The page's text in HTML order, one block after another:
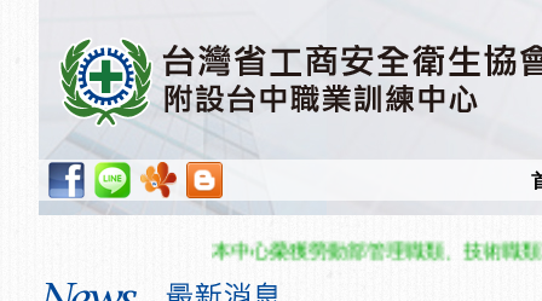
本中心榮獲勞動部管理職類、技術職類單
2025/11/10
【中心公告】因應颱風來襲，若遇停班停課消息
2025/10/30【進修課程】2026年，課程意見蒐集~
2025/08/20 【進修課程】SDS格式百百種？專業講師帶您判斷
2025/08/12
【中心公告】因應颱風來襲，若遇停班停課消息
2025/07/06【中心公告】颱風假114/07/07停班停課
2025/06/06【進修課程】～～前導課程看這邊推出囉～～
【進修課程】要怎麼進修自我？課程百百種選擇好
2025/01/21
「高壓氣體製造安全主任」、「隧道等襯砌作業